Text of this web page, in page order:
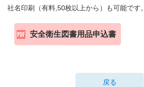
社名印刷（有料,50枚以上から）も可能です。
安全衛生図書用品申込書
戻る